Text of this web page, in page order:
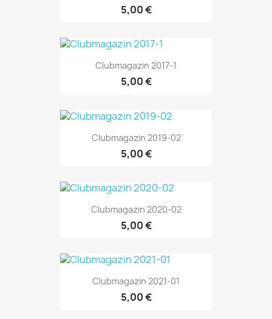
5,00 €
Clubmagazin 2017-1
5,00 €
Clubmagazin 2019-02
5,00 €
Clubmagazin 2020-02
5,00 €
Clubmagazin 2021-01
5,00 €